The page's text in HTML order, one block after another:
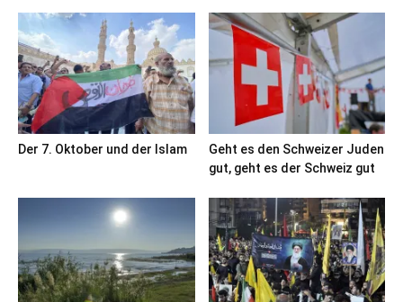
Der 7. Oktober und der Islam
Geht es den Schweizer Juden
gut, geht es der Schweiz gut